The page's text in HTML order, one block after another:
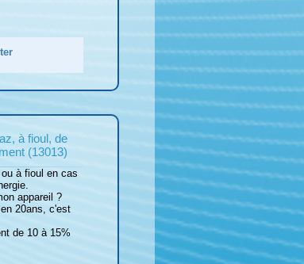
à fioul, de
(13013)
à fioul en cas
appareil ?
20ans, c'est
de 10 à 15%